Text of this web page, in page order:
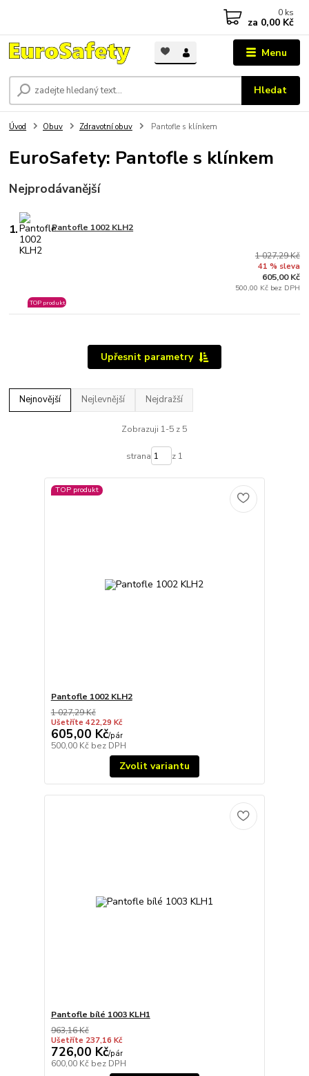
Menu
Hledat
0 ks
za 0,00 Kč
Úvod Obuv Zdravotní obuv Pantofle s klínkem
EuroSafety: Pantofle s klínkem
Nejprodávanější
1. Pantofle 1002 KLH2
TOP produkt
1 027,29 Kč
41 % sleva
605,00 Kč
500,00 Kč bez DPH
Upřesnit parametry
Nejnovější Nejlevnější Nejdražší
Zobrazuji 1-5 z 5
strana z 1
TOP produkt
Pantofle 1002 KLH2
1 027,29 Kč
Ušetříte 422,29 Kč
605,00 Kč/pár
500,00 Kč bez DPH
Zvolit variantu
Pantofle bílé 1003 KLH1
963,16 Kč
Ušetříte 237,16 Kč
726,00 Kč/pár
600,00 Kč bez DPH